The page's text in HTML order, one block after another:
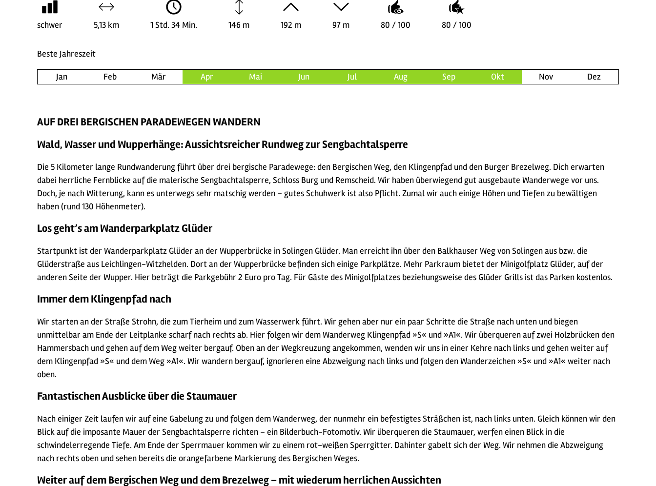
schwer 5,13 km 1 Std. 34 Min. 146 m 192 m 97 m 80 / 100 80 / 100
Beste Jahreszeit
Jan Feb Mär Apr Mai Jun Jul Aug Sep Okt Nov Dez
AUF DREI BERGISCHEN PARADEWEGEN WANDERN
Wald, Wasser und Wupperhänge: Aussichtsreicher Rundweg zur Sengbachtalsperre
Die 5 Kilometer lange Rundwanderung führt über drei bergische Paradewege: den Bergischen Weg, den Klingenpfad und den Burger Brezelweg. Dich erwarten
dabei herrliche Fernblicke auf die malerische Sengbachtalsperre, Schloss Burg und Remscheid. Wir haben überwiegend gut ausgebaute Wanderwege vor uns.
Doch, je nach Witterung, kann es unterwegs sehr matschig werden – gutes Schuhwerk ist also Pflicht. Zumal wir auch einige Höhen und Tiefen zu bewältigen
haben (rund 130 Höhenmeter).
Los geht’s am Wanderparkplatz Glüder
Startpunkt ist der Wanderparkplatz Glüder an der Wupperbrücke in Solingen Glüder. Man erreicht ihn über den Balkhauser Weg von Solingen aus bzw. die
Glüderstraße aus Leichlingen-Witzhelden. Dort an der Wupperbrücke befinden sich einige Parkplätze. Mehr Parkraum bietet der Minigolfplatz Glüder, auf der
anderen Seite der Wupper. Hier beträgt die Parkgebühr 2 Euro pro Tag. Für Gäste des Minigolfplatzes beziehungsweise des Glüder Grills ist das Parken kostenlos.
Immer dem Klingenpfad nach
Wir starten an der Straße Strohn, die zum Tierheim und zum Wasserwerk führt. Wir gehen aber nur ein paar Schritte die Straße nach unten und biegen
unmittelbar am Ende der Leitplanke scharf nach rechts ab. Hier folgen wir dem Wanderweg Klingenpfad »S« und »A1«. Wir überqueren auf zwei Holzbrücken den
Hammersbach und gehen auf dem Weg weiter bergauf. Oben an der Wegkreuzung angekommen, wenden wir uns in einer Kehre nach links und gehen weiter auf
dem Klingenpfad »S« und dem Weg »A1«. Wir wandern bergauf, ignorieren eine Abzweigung nach links und folgen den Wanderzeichen »S« und »A1« weiter nach
oben.
Fantastischen Ausblicke über die Staumauer
Nach einiger Zeit laufen wir auf eine Gabelung zu und folgen dem Wanderweg, der nunmehr ein befestigtes Sträßchen ist, nach links unten. Gleich können wir den
Blick auf die imposante Mauer der Sengbachtalsperre richten – ein Bilderbuch-Fotomotiv. Wir überqueren die Staumauer, werfen einen Blick in die
schwindelerregende Tiefe. Am Ende der Sperrmauer kommen wir zu einem rot-weißen Sperrgitter. Dahinter gabelt sich der Weg. Wir nehmen die Abzweigung
nach rechts oben und sehen bereits die orangefarbene Markierung des Bergischen Weges.
Weiter auf dem Bergischen Weg und dem Brezelweg – mit wiederum herrlichen Aussichten